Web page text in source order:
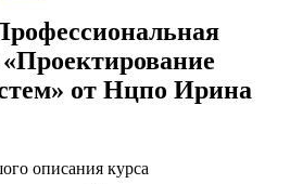
«Проектирование
от Нцпо Ирина
описания курса